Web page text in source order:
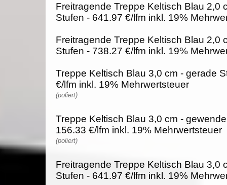
Freitragende Treppe Keltisch Blau 2,0
Stufen - 641.97 €/lfm inkl. 19%
Freitragende Treppe Keltisch Blau 2,0
Stufen - 738.27 €/lfm inkl. 19%
Treppe Keltisch Blau 3,0 cm - gerade
€/lfm inkl. 19% Mehrwertsteuer
(poliert)
Treppe Keltisch Blau 3,0 cm -
156.33 €/lfm inkl. 19% Mehrwertsteuer
(poliert)
Freitragende Treppe Keltisch Blau 3,0
Stufen - 641.97 €/lfm inkl. 19%